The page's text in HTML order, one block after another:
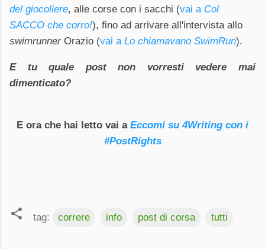
del giocoliere, alle corse con i sacchi (vai a Col
SACCO che corro!), fino ad arrivare all'intervista allo
swimrunner Orazio (vai a Lo chiamavano SwimRun).
E tu quale post non vorresti vedere mai
dimenticato?
E ora che hai letto vai a Eccomi su 4Writing con i
#PostRights
tag: correre info post di corsa tutti